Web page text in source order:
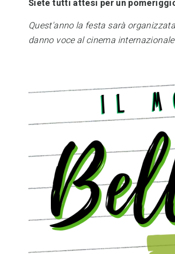
Siete tutti attesi per un
Quest'anno la festa sarà
danno voce al cinema